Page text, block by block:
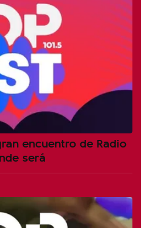
encuentro de Radio
será